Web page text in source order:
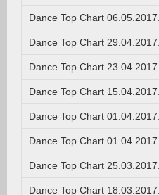
Dance Top Chart 06.05.2017.
Dance Top Chart 29.04.2017.
Dance Top Chart 23.04.2017.
Dance Top Chart 15.04.2017.
Dance Top Chart 01.04.2017.
Dance Top Chart 01.04.2017.
Dance Top Chart 25.03.2017.
Dance Top Chart 18.03.2017.